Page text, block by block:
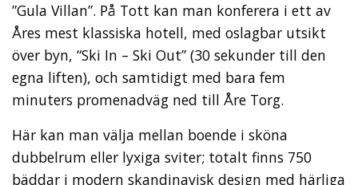
”Gula Villan”. På Tott kan man konferera i ett av
Åres mest klassiska hotell, med oslagbar utsikt
över byn, “Ski In – Ski Out” (30 sekunder till den
egna liften), och samtidigt med bara fem
minuters promenadväg ned till Åre Torg.
Här kan man välja mellan boende i sköna
dubbelrum eller lyxiga sviter; totalt finns 750
bäddar i modern skandinavisk design med härliga